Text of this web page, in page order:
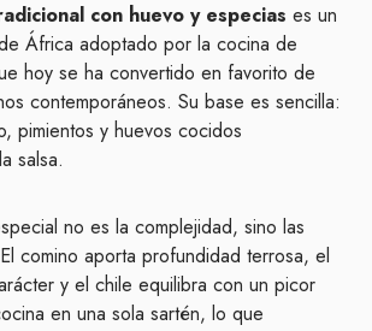
con huevo y especias es un
África adoptado por la cocina de
hoy se ha convertido en favorito de
contemporáneos. Su base es sencilla:
pimientos y huevos cocidos
salsa.
no es la complejidad, sino las
comino aporta profundidad terrosa, el
y el chile equilibra con un picor
en una sola sartén, lo que